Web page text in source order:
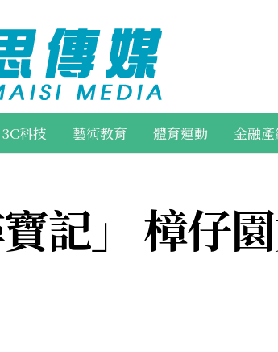
3C科技 藝術教育 體育運動 金融產
記」 樟仔